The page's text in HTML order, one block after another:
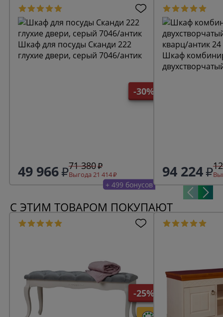
-30%
Шкаф для посуды Сканди 222
глухие двери, серый 7046/антик
49 966 71 380
Выгода 21 414
+ 499 бонусов
Шкаф
94 224
С ЭТИМ ТОВАРОМ ПОКУПАЮТ
-25%